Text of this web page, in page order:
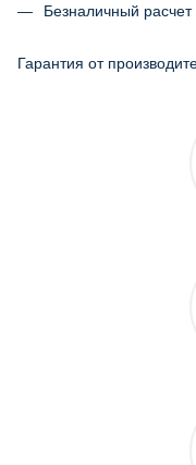
Безналичный
Гарантия от